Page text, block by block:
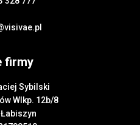
firmy
Sybilski
Wlkp. 12b/8